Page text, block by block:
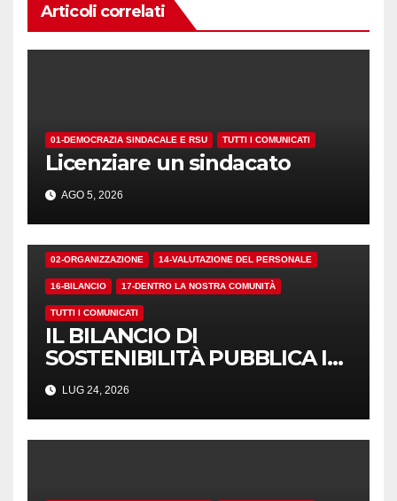
Articoli correlati
01-DEMOCRAZIA SINDACALE E RSU TUTTI I COMUNICATI
Licenziare un sindacato
AGO 5, 2026
02-ORGANIZZAZIONE 14-VALUTAZIONE DEL PERSONALE
16-BILANCIO 17-DENTRO LA NOSTRA COMUNITÀ
TUTTI I COMUNICATI
IL BILANCIO DI
SOSTENIBILITÀ PUBBLICA I
NUMERI. MA I CRITERI?
LUG 24, 2026